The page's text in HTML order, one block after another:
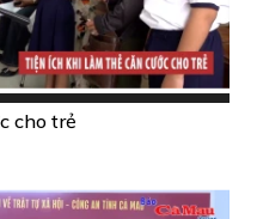
cho trẻ